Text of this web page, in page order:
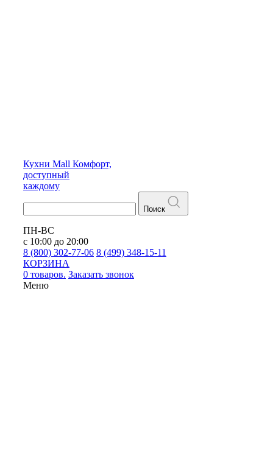
Кухни Mall Комфорт,
доступный
каждому
Поиск
ПН-ВС
с 10:00 до 20:00
8 (800) 302-77-06 8 (499) 348-15-11
КОРЗИНА
0 товаров. Заказать звонок
Меню